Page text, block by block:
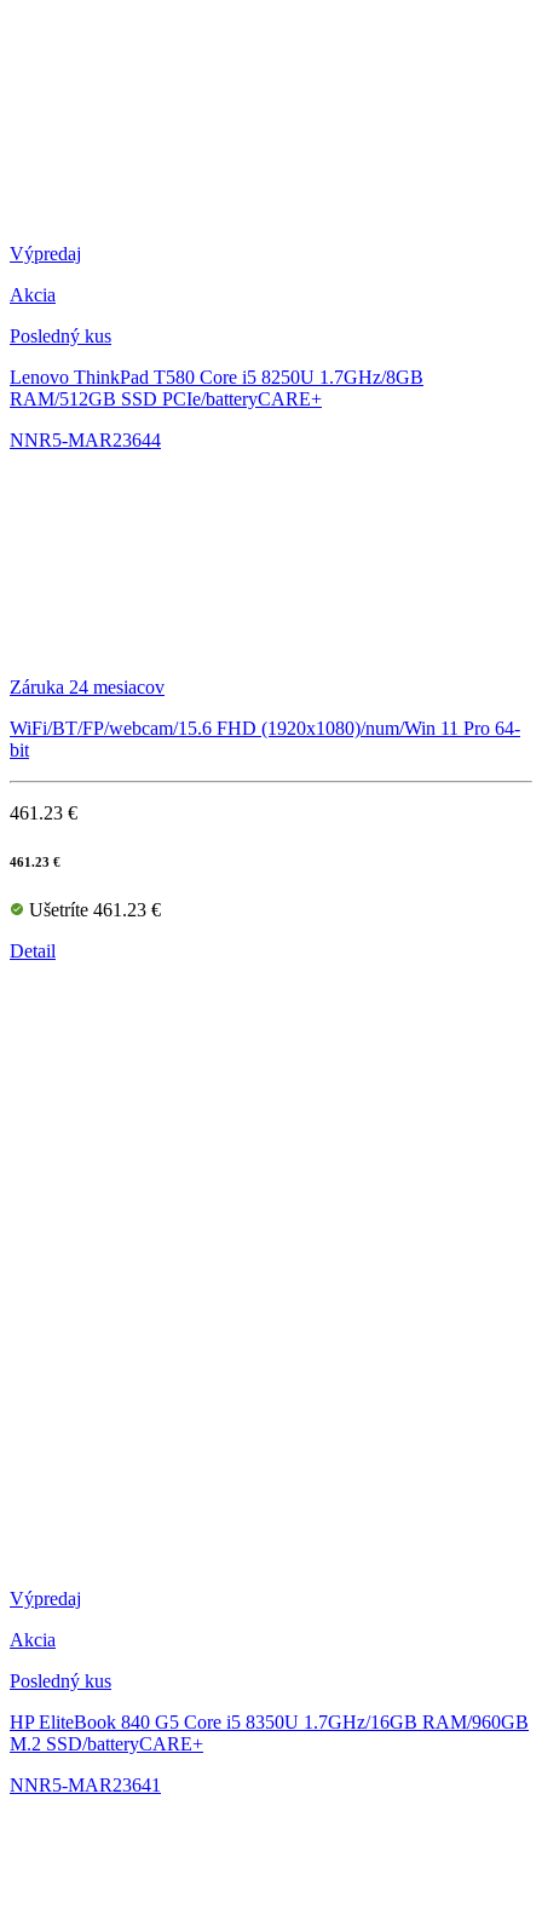
Výpredaj
Akcia
Posledný kus
Lenovo ThinkPad T580 Core i5 8250U 1.7GHz/8GB
RAM/512GB SSD PCIe/batteryCARE+
NNR5-MAR23644
Záruka 24 mesiacov
WiFi/BT/FP/webcam/15.6 FHD (1920x1080)/num/Win 11 Pro 64-
bit
461.23 €
461.23 €
Ušetríte 461.23 €
Detail
Výpredaj
Akcia
Posledný kus
HP EliteBook 840 G5 Core i5 8350U 1.7GHz/16GB RAM/960GB
M.2 SSD/batteryCARE+
NNR5-MAR23641